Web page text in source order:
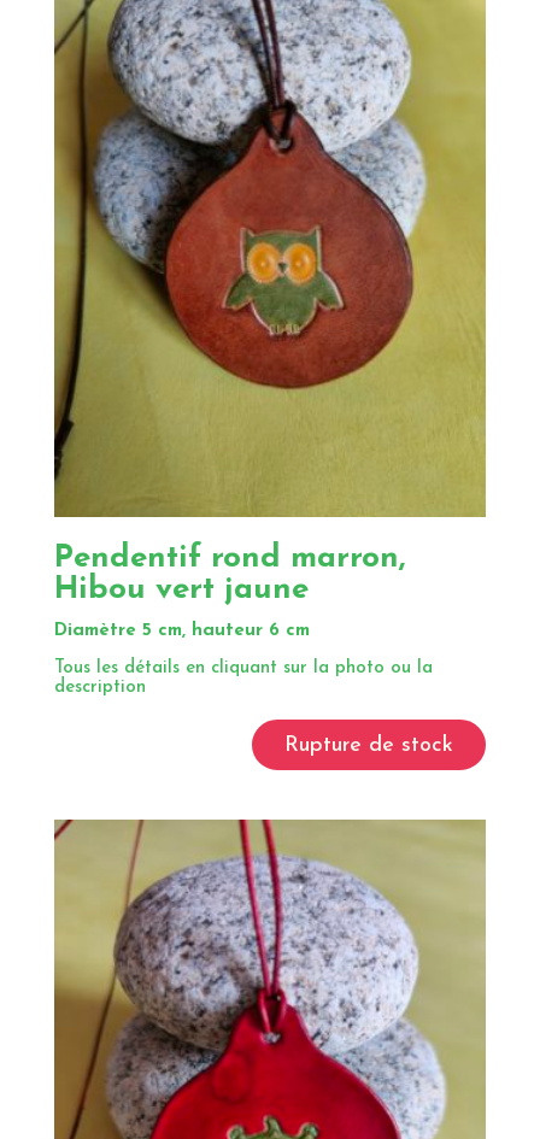
Pendentif rond marron,
Hibou vert jaune
Diamètre 5 cm, hauteur 6 cm
Tous les détails en cliquant sur la photo ou la
description
Rupture de stock